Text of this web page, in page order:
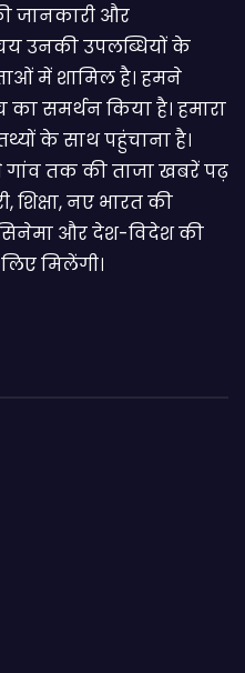
जानकारी और
उनकी उपलब्धियों के
में शामिल है। हमने
समर्थन किया है। हमारा
के साथ पहुंचाना है।
गांव तक की ताजा खबरें पढ़
नए भारत की
और देश-विदेश की
मिलेंगी।